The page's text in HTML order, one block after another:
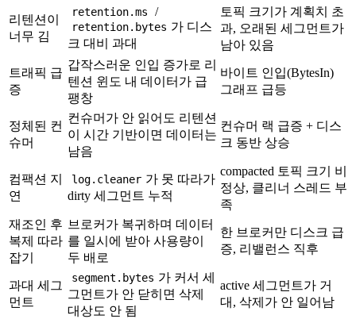
리텐션이
너무 김
retention.ms /
retention.bytes 가 디스
크 대비 과대
토픽 크기가 계획치 초
과, 오래된 세그먼트가
남아 있음
트래픽 급
증
갑작스러운 인입 증가로 리
텐션 윈도 내 데이터가 급
팽창
바이트 인입(BytesIn)
그래프 급등
정체된 컨
슈머
컨슈머가 안 읽어도 리텐션
이 시간 기반이면 데이터는
남음
컨슈머 랙 급증 + 디스
크 동반 상승
컴팩션 지
연
log.cleaner 가 못 따라가
dirty 세그먼트 누적
compacted 토픽 크기 비
정상, 클리너 스레드 부
족
재조인 후
복제 따라
잡기
브로커가 복귀하며 데이터
를 일시에 받아 사용량이
두 배로
한 브로커만 디스크 급
증, 리밸런스 직후
과대 세그
먼트
segment.bytes 가 커서 세
그먼트가 안 닫히면 삭제
대상도 안 됨
active 세그먼트가 거
대, 삭제가 안 일어남